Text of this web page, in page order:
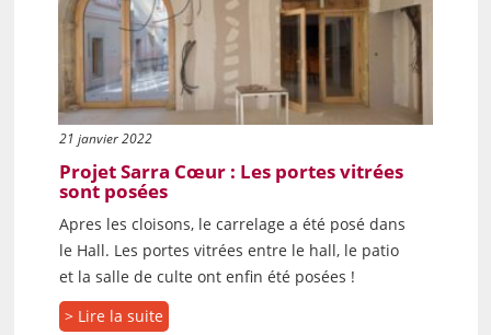
21 janvier 2022
Projet Sarra Cœur : Les portes vitrées
sont posées
Apres les cloisons, le carrelage a été posé dans
le Hall. Les portes vitrées entre le hall, le patio
et la salle de culte ont enfin été posées !
> Lire la suite